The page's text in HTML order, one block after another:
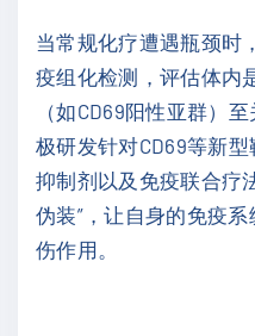
当常规化疗遭遇瓶颈时
疫组化检测，评估体内
（如CD69阳性亚群）
极研发针对CD69等新
抑制剂以及免疫联合疗
伪装”，让自身的免疫
伤作用。